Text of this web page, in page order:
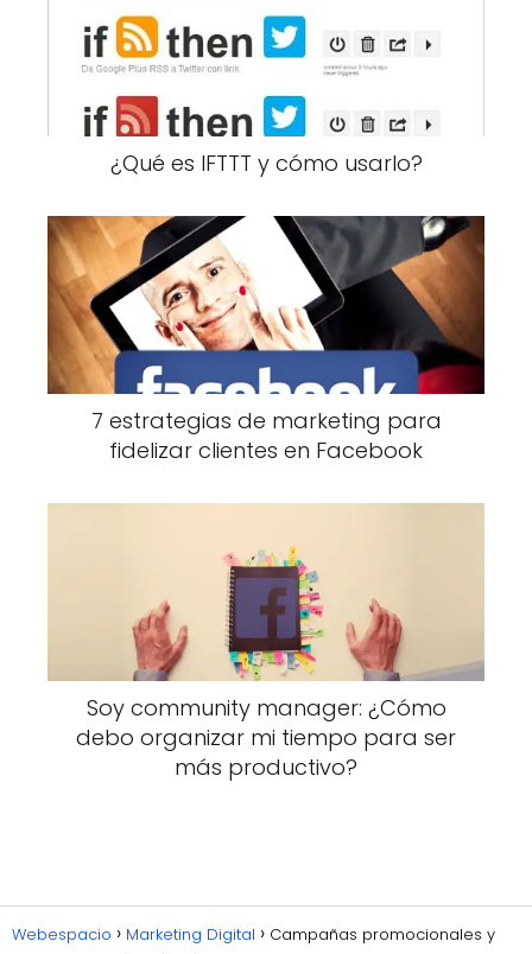
¿Qué es IFTTT y cómo usarlo?
7 estrategias de marketing para
fidelizar clientes en Facebook
Soy community manager: ¿Cómo
debo organizar mi tiempo para ser
más productivo?
Webespacio Marketing Digital
Campañas promocionales y